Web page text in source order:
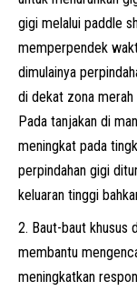
gigi melalui paddle
memperpendek
dimulainya
di dekat zona merah
Pada tanjakan di
meningkat pada
perpindahan gigi
keluaran tinggi
Baut-baut khusus
membantu
meningkatkan